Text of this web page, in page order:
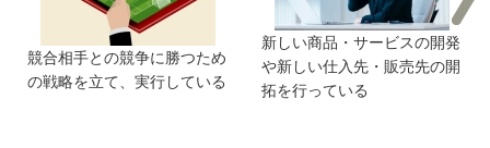
競合相手との競争に勝つため
の戦略を立て、実行している
新しい商品・サービスの開発
や新しい仕入先・販売先の開
拓を行っている